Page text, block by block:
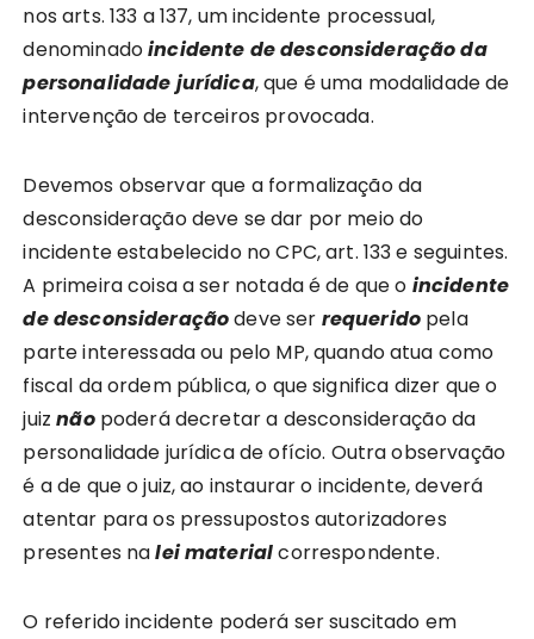
nos arts. 133 a 137, um incidente processual,
denominadoincidente de desconsideração da
personalidade jurídica, que é uma modalidade de
intervenção de terceiros provocada.
Devemos observar que a formalização da
desconsideração deve se dar por meio do
incidente estabelecido no CPC, art. 133 e seguintes.
A primeira coisa a ser notada é de que o incidente
de desconsideraçãodeve ser requerido pela
parte interessada ou pelo MP, quando atua como
fiscal da ordem pública, o que significa dizer que o
juiznãopoderá decretar a desconsideração da
personalidade jurídica de ofício. Outra observação
é a de que o juiz, ao instaurar o incidente, deverá
atentar para os pressupostos autorizadores
presentes nalei materialcorrespondente.
O referido incidente poderá ser suscitado em